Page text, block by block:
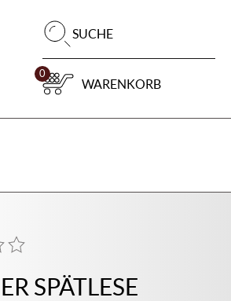
SUCHE
0
WARENKORB
SPÄTLESE